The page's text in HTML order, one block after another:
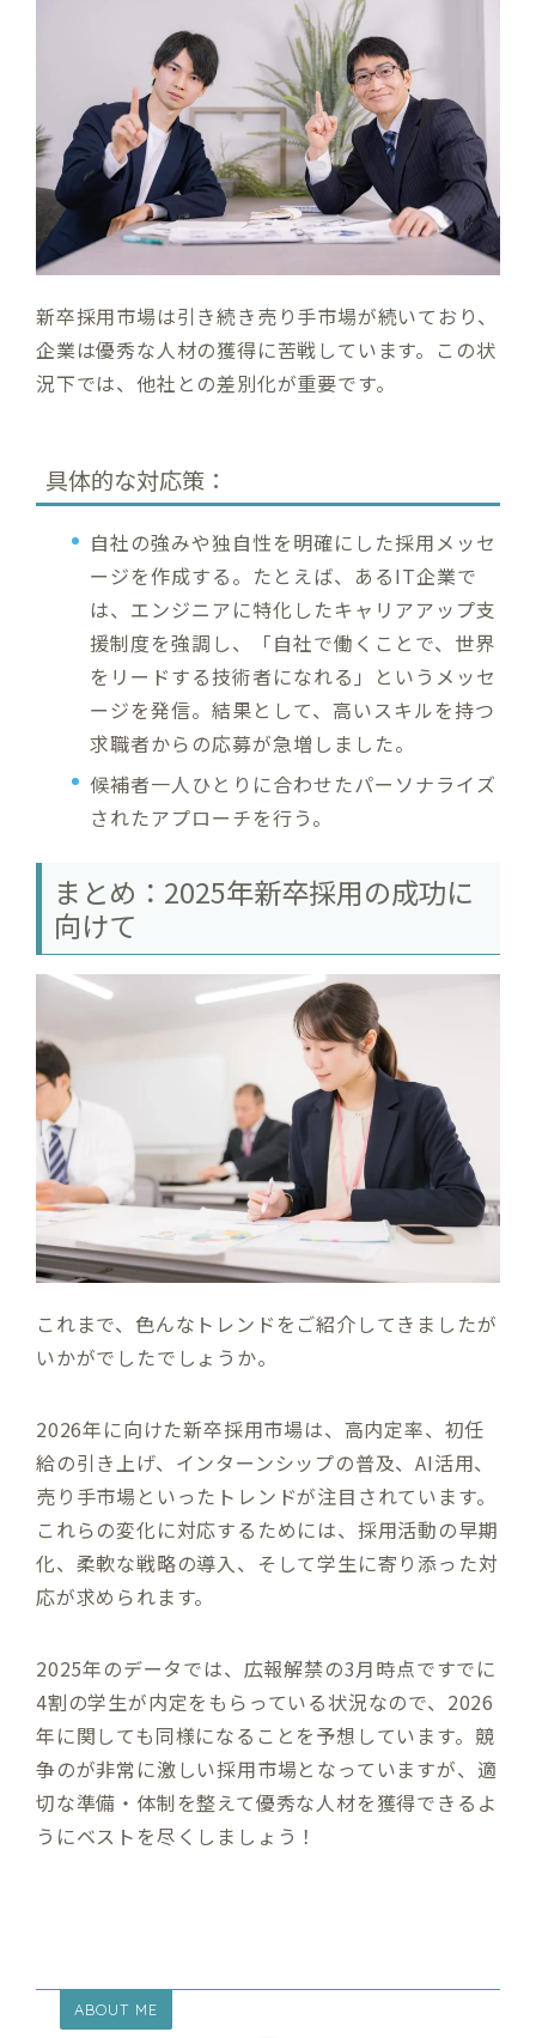
新卒採用市場は引き続き売り手市場が続いており、
企業は優秀な人材の獲得に苦戦しています。この状
況下では、他社との差別化が重要です。
具体的な対応策：
自社の強みや独自性を明確にした採用メッセ
ージを作成する。たとえば、あるIT企業で
は、エンジニアに特化したキャリアアップ支
援制度を強調し、「自社で働くことで、世界
をリードする技術者になれる」というメッセ
ージを発信。結果として、高いスキルを持つ
求職者からの応募が急増しました。
候補者一人ひとりに合わせたパーソナライズ
されたアプローチを行う。
まとめ：2025年新卒採用の成功に
向けて
これまで、色んなトレンドをご紹介してきましたが
いかがでしたでしょうか。
2026年に向けた新卒採用市場は、高内定率、初任
給の引き上げ、インターンシップの普及、AI活用、
売り手市場といったトレンドが注目されています。
これらの変化に対応するためには、採用活動の早期
化、柔軟な戦略の導入、そして学生に寄り添った対
応が求められます。
2025年のデータでは、広報解禁の3月時点ですでに
4割の学生が内定をもらっている状況なので、2026
年に関しても同様になることを予想しています。競
争のが非常に激しい採用市場となっていますが、適
切な準備・体制を整えて優秀な人材を獲得できるよ
うにベストを尽くしましょう！
ABOUT ME